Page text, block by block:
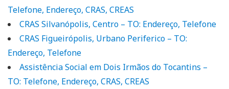
Telefone, Endereço, CRAS, CREAS
CRAS Silvanópolis, Centro – TO: Endereço, Telefone
CRAS Figueirópolis, Urbano Periferico – TO:
Endereço, Telefone
Assistência Social em Dois Irmãos do Tocantins –
TO: Telefone, Endereço, CRAS, CREAS